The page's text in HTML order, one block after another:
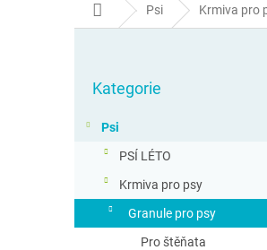
Domů Psi Krmiva pro
í
a
kategorie
Kategorie
Psi
PSÍ LÉTO
Krmiva pro psy
Granule pro psy
Pro štěňata